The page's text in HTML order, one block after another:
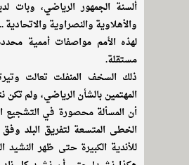
ألسنة الجمهور الرياضي، وبات
والأهلاوية والنصراوية
لهذه الأمم مواصفات أممية
مستقلة.
ذلك السخف المنفلت تعالت
المهتمين بالشأن الرياضي، ولم
أن المسألة محصورة في التشجيع
الخطى المتسعة لتفريق البلد وفق
للأندية الكبيرة حتى ظهر النشيد